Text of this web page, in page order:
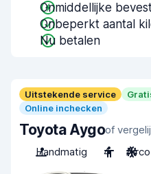
Onmiddellijke
Onbeperkt aantal
Nu betalen
Uitstekende service
Online inchecken
Toyota Aygoof
Handmatig
4 Airco